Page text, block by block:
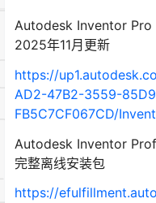
Autodesk Inventor
2025年11月更新
https://
AD2-47B2-3559-
FB5C7CF067CD/
Autodesk Inventor
完整离线安装包
https://